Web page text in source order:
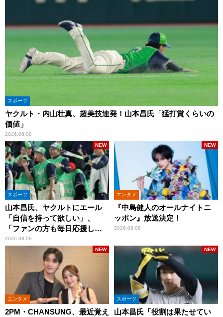
スポーツ
ヤクルト・内山壮真、超美技連発！山本昌氏「猛打賞くらいの
価値」
2026.08.08
スポーツ
山本昌氏、ヤクルトにエール
「自信を持って欲しい」、
「ファンの方も毎日応援して
くれています」
2026.08.08
NEW
エンタメ
『中島健人のオールナイトニ
ッポン』放送決定！
2026.08.08
NEW
エンタメ
2PM・CHANSUNG、最近覚え
NEW
スポーツ
山本昌氏「役割は果たせてい
NEW